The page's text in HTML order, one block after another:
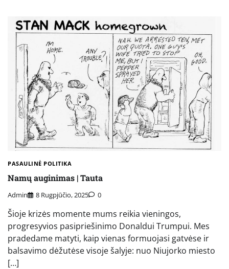
PASAULINĖ POLITIKA
Namų auginimas | Tauta
Admin 8 Rugpjūčio, 2025 0
Šioje krizės momente mums reikia vieningos,
progresyvios pasipriešinimo Donaldui Trumpui. Mes
pradedame matyti, kaip vienas formuojasi gatvėse ir
balsavimo dėžutėse visoje šalyje: nuo Niujorko miesto
[…]